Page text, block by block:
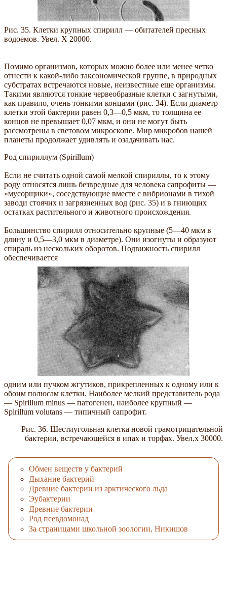
Рис. 35. Клетки крупных спирилл — обитателей пресных
водоемов. Увел. X 20000.
Помимо организмов, которых можно более или менее четко
отнести к какой-либо таксономической группе, в природных
субстратах встречаются новые, неизвестные еще организмы.
Такими являются тонкие червеобразные клетки с загнутыми,
как правило, очень тонкими концами (рис. 34). Если диаметр
клетки этой бактерии равен 0,3—0,5 мкм, то толщина ее
концов не превышает 0,07 мкм, и они не могут быть
рассмотрены в световом микроскопе. Мир микробов нашей
планеты продолжает удивлять и озадачивать нас.
Род спириллум (Spirillum)
Если не считать одной самой мелкой спириллы, то к этому
роду относятся лишь безвредные для человека сапрофиты —
«мусорщики», соседствующие вместе с вибрионами в тихой
заводи стоячих и загрязненных вод (рис. 35) и в гниющих
остатках растительного и животного происхождения.
Большинство спирилл относительно крупные (5—40 мкм в
длину и 0,5—3,0 мкм в диаметре). Они изогнуты и образуют
спираль из нескольких оборотов. Подвижность спирилл
обеспечивается
одним или пучком жгутиков, прикрепленных к одному или к
обоим полюсам клетки. Наиболее мелкий представитель рода
— Spirillum minus — патогенен, наиболее крупный —
Spirillum volutans — типичный сапрофит.
Рис. 36. Шестиугольная клетка новой грамотрицательной
бактерии, встречающейся в ипах и торфах. Увел.х 30000.
Обмен веществ у бактерий
Дыхание бактерий
Древние бактерии из арктического льда
Эубактерии
Древние бактерии
Род псевдомонад
За страницами школьной зоологии, Никишов